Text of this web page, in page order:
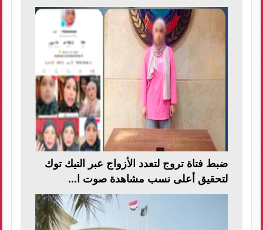
ضبط فتاة تروج لتعدد الأزواج عبر التيك توك
لتحقيق أعلى نسب مشاهدة صوت ا...